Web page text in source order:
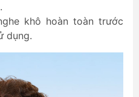
khô hoàn toàn trước
dụng.